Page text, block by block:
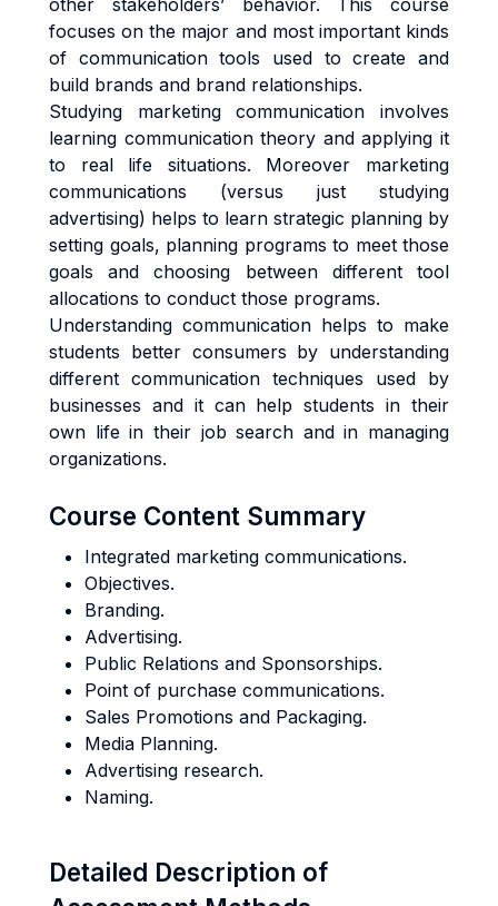
other stakeholders’ behavior. This course
focuses on the major and most important kinds
of communication tools used to create and
build brands and brand relationships.
Studying marketing communication involves
learning communication theory and applying it
to real life situations. Moreover marketing
communications (versus just studying
advertising) helps to learn strategic planning by
setting goals, planning programs to meet those
goals and choosing between different tool
allocations to conduct those programs.
Understanding communication helps to make
students better consumers by understanding
different communication techniques used by
businesses and it can help students in their
own life in their job search and in managing
organizations.
Course Content Summary
Integrated marketing communications.
Objectives.
Branding.
Advertising.
Public Relations and Sponsorships.
Point of purchase communications.
Sales Promotions and Packaging.
Media Planning.
Advertising research.
Naming.
Detailed Description of